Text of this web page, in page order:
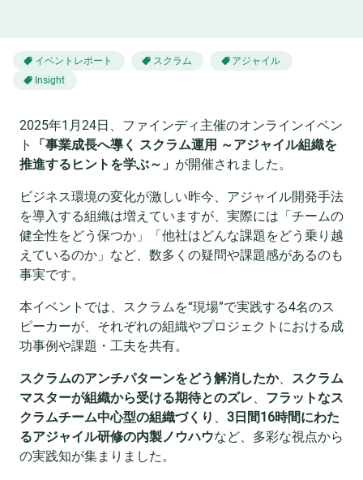
イベントレポート スクラム
アジャイル
Insight
2025年1月24日、ファインディ主催のオンラインイベン
ト
「事業成長へ導く スクラム運用 ～アジャイル組織を
推進するヒントを学ぶ～」 が開催されました。
ビジネス環境の変化が激しい昨今、アジャイル開発手法
を導入する組織は増えていますが、実際には「チームの
健全性をどう保つか」「他社はどんな課題をどう乗り越
えているのか」など、数多くの疑問や課題感があるのも
事実です。
本イベントでは、スクラムを“現場”で実践する4名のス
ピーカーが、それぞれの組織やプロジェクトにおける成
功事例や課題・工夫を共有。
スクラムのアンチパターンをどう解消したか、 スクラム
マスターが組織から受ける期待とのズレ、 フラットなス
クラムチーム中心型の組織づくり 、 3日間16時間にわた
るアジャイル研修の内製ノウハウなど、多彩な視点から
の実践知が集まりました。